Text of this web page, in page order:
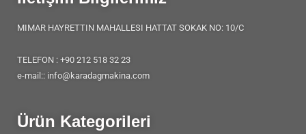
MIMAR HAYRETTIN MAHALLESI HATTAT SOKAK NO: 10/C
TELEFON : +90 212 518 32 23
e-mail:: info@karadagmakina.com
Ürün Kategorileri